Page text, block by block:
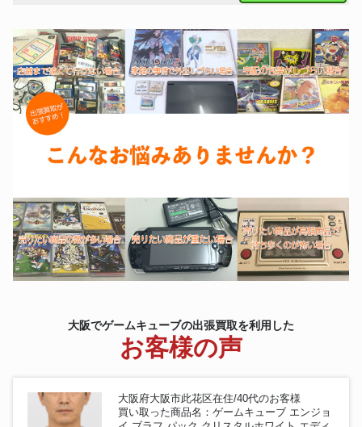
ンキーボール 1枚
ゲームキューブ
NGC 予約特典付き ポケモンコ
ロシアム ニンテンドー ゲームキ
ューブ ポケットモンスター
ゲームキューブ
ニンテンドーゲームキューブエ
ンジョイプラスパック 阪神タイ
非売品 ゲームキューブ
ゲームキューブ
ゲームキューブ 本体 テイルズ
オブ シンフォニア エンジョイプ
ラスパック テイルズ オブ シン
フォニア シンフォニックグリー
ンエディション
ゲームキューブ
GC バイオハザード コレクター
ズボックス ゲームキューブ ソフ
大阪でゲームキューブの出張買取を利用した
お客様の声
大阪府大阪市此花区在住/40代のお客様
買い取った商品名：ゲームキューブ エンジョ